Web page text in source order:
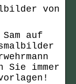
von
auf
Sie immer